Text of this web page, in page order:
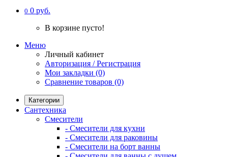
0 0 руб.
В корзине пусто!
Меню
Личный кабинет
Авторизация / Регистрация
Мои закладки (0)
Сравнение товаров (0)
Категории
Сантехника
Смесители
- Смесители для кухни
- Смесители для раковины
- Смесители на борт ванны